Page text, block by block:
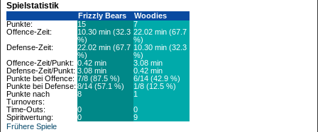
Spielstatistik
Frizzly Bears
Woodies
Punkte:
15
7
Offence-Zeit:
10.30 min (32.3
%)
22.02 min (67.7
%)
Defense-Zeit:
22.02 min (67.7
%)
10.30 min (32.3
%)
Offence-Zeit/Punkt: 0.42 min
3.08 min
Defense-Zeit/Punkt: 3.08 min
0.42 min
Punkte bei Offence: 7/8 (87.5 %)
6/14 (42.9 %)
Punkte bei Defense: 8/14 (57.1 %)
1/8 (12.5 %)
Punkte nach
Turnovers:
8
1
Time-Outs:
0
0
Spiritwertung:
0
9
Frühere Spiele